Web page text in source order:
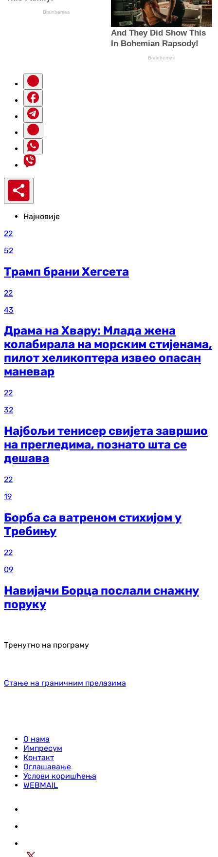
Најновије
22
52
Трамп брани Хегсета
22
43
Драма на Хвару: Млада жена
колабирала на морским стијенама,
пилот хеликоптера извео опасан
маневар
22
32
Најбољи тенисер свијета завршио
на прегледима, познато шта се
дешава
22
19
Борба са ватреном стихијом у
Требињу
22
09
Навијачи Борца послали снажну
поруку
Тренутно на програму
Стање на граничним прелазима
О нама
Импресум
Контакт
Оглашавање
Услови коришћења
WEBMAIL